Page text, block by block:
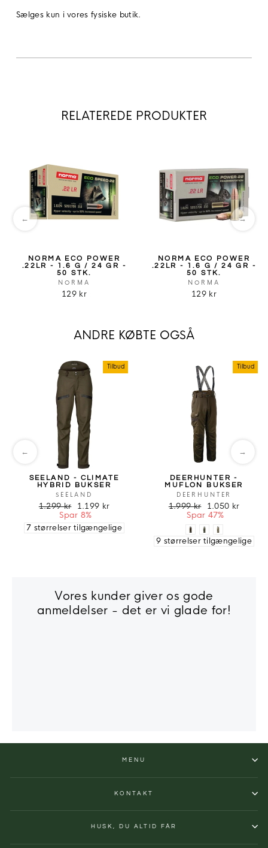
Sælges kun i vores fysiske butik.
RELATEREDE PRODUKTER
NORMA ECO POWER
.22LR - 1.6 G / 24 GR -
50 STK.
NORMA
129 kr
NORMA ECO POWER
.22LR - 1.6 G / 24 GR -
50 STK.
NORMA
129 kr
← →
ANDRE KØBTE OGSÅ
Tilbud
SEELAND - CLIMATE
HYBRID BUKSER
SEELAND
1.299 kr
1.199 kr
Spar 8%
7 størrelser tilgængelige
Tilbud
DEERHUNTER -
MUFLON BUKSER
DEERHUNTER
1.999 kr
1.050 kr
Spar 47%
9 størrelser tilgængelige
← →
Vores kunder giver os gode
anmeldelser - det er vi glade for!
MENU
KONTAKT
HUSK, DU ALTID FÅR